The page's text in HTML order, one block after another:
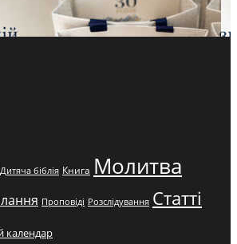
Дитяча біблія Книга Молитва
Проповіді Розслідування Статті
календар